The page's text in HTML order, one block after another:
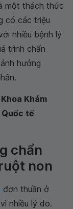
một thách thức
có các triệu
nhiều bệnh lý
trình chẩn
hưởng
Khám
Quốc tế
chẩn
non
đơn thuần ở
nhiều lý do.